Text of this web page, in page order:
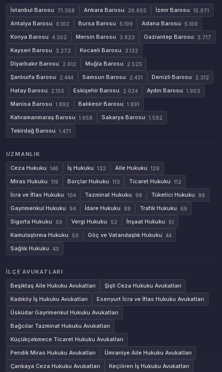
İstanbul Barosu
71.358 Ankara Barosu 26.655 İzmir Barosu 15.071
Antalya Barosu 6.102 Bursa Barosu 5.199 Adana Barosu 5.169
Konya Barosu 4.302 Mersin Barosu 3.923 Gaziantep Barosu 3.717
Kayseri Barosu 3.272 Kocaeli Barosu 3.132
Diyarbakır Barosu 2.612 Muğla Barosu 2.525
Şanlıurfa Barosu 2.444 Samsun Barosu 2.431 Denizli Barosu 2.312
Hatay Barosu 2.155 Eskişehir Barosu 2.024 Aydın Barosu 1.953
Manisa Barosu 1.892 Balıkesir Barosu 1.891
Kahramanmaraş Barosu 1.658 Sakarya Barosu 1.582
Tekirdağ Barosu 1.471
UZMANLIK
Ceza Hukuku
146 İş Hukuku 132 Aile Hukuku 128
Miras Hukuku 119 Borçlar Hukuku 113 Ticaret Hukuku 112
İcra ve İflas Hukuku 104 Tazminat Hukuku 98 Tüketici Hukuku 96
Gayrimenkul Hukuku 94 İdare Hukuku 88 Trafik Hukuku 69
Sigorta Hukuku 59 Vergi Hukuku 52 İnşaat Hukuku 51
Kamulaştırma Hukuku 50 Göç ve Vatandaşlık Hukuku 44
Sağlık Hukuku 43
İLÇE AVUKATLARI
Beşiktaş Aile Hukuku Avukatları
Şişli Ceza Hukuku Avukatları
Kadıköy İş Hukuku Avukatları
Esenyurt İcra ve İflas Hukuku Avukatları
Üsküdar Gayrimenkul Hukuku Avukatları
Bağcılar Tazminat Hukuku Avukatları
Küçükçekmece Ticaret Hukuku Avukatları
Pendik Miras Hukuku Avukatları
Ümraniye Aile Hukuku Avukatları
Çankaya Ceza Hukuku Avukatları
Keçiören İş Hukuku Avukatları